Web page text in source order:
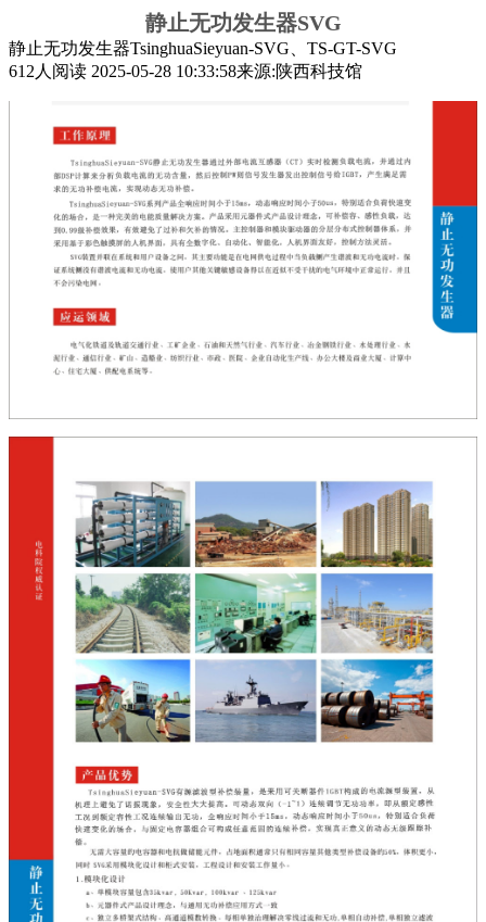
静止无功发生器SVG
静止无功发生器TsinghuaSieyuan-SVG、TS-GT-SVG
612 人阅读 2025-05-28 10:33:58来源:陕西科技馆